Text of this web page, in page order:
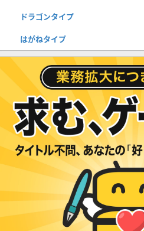
ドラゴンタイプ
はがねタイプ